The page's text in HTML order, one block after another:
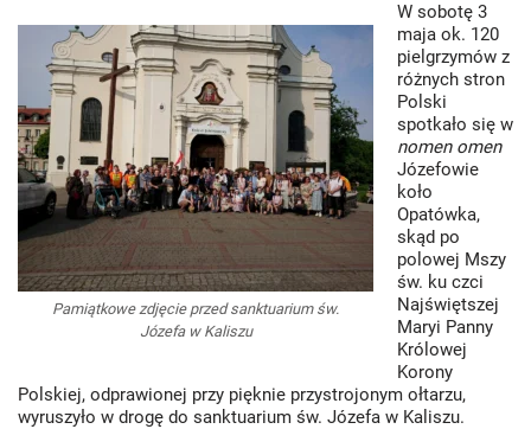
Pamiątkowe zdjęcie przed sanktuarium św.
Józefa w Kaliszu
W sobotę 3
maja ok. 120
pielgrzymów z
różnych stron
Polski
spotkało się w
nomen omen
Józefowie
koło
Opatówka,
skąd po
polowej Mszy
św. ku czci
Najświętszej
Maryi Panny
Królowej
Korony
Polskiej, odprawionej przy pięknie przystrojonym ołtarzu,
wyruszyło w drogę do sanktuarium św. Józefa w Kaliszu.